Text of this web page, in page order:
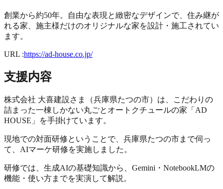
創業から約50年。自由な表現と緻密なデザインで、住み継が
れる家、施主様だけのオリジナルな家を設計・施工されてい
ます。
URL :https://ad-house.co.jp/
支援内容
株式会社 大喜建設さま（兵庫県たつの市）は、こだわりの
詰まった一棟しかない丸ごとオートクチュールの家「AD
HOUSE」を手掛けています。
現地での対面研修ということで、兵庫県たつの市まで伺っ
て、AIマーケ研修を実施しました。
研修では、生成AIの基礎知識から、Gemini・NotebookLMの
機能・使い方までを実演して解説。